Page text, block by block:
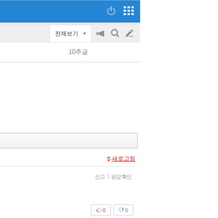
전체보기
공
on/off
검
글
쓰
10추글
새로고침
신고 | 공감 확인
0
0